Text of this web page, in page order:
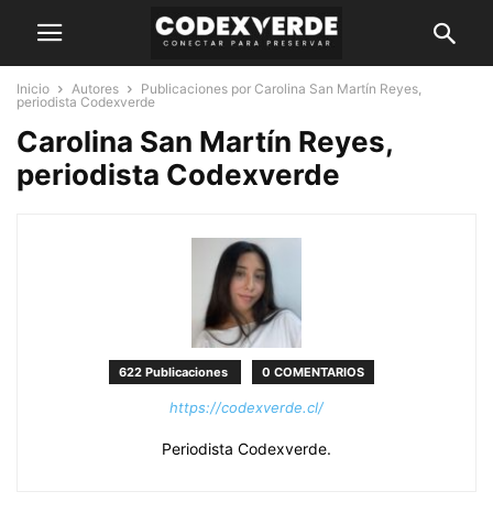
Inicio Autores
Publicaciones por Carolina San Martín Reyes,
periodista Codexverde
Carolina San Martín Reyes,
periodista Codexverde
622 Publicaciones 0 COMENTARIOS
https://codexverde.cl/
Periodista Codexverde.